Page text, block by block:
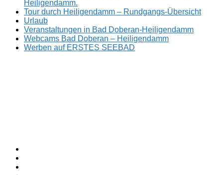
Heiligendamm.
Tour durch Heiligendamm – Rundgangs-Übersicht
Urlaub
Veranstaltungen in Bad Doberan-Heiligendamm
Webcams Bad Doberan – Heiligendamm
Werben auf ERSTES SEEBAD
ERSTES
SEEBAD
Sommerfrische
seit
1793.